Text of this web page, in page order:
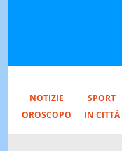
NOTIZIE
SPORT
OROSCOPO
IN CITTÀ